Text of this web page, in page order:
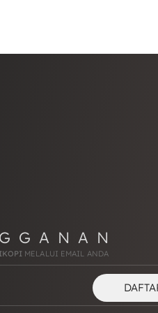
MELALUI EMAIL ANDA